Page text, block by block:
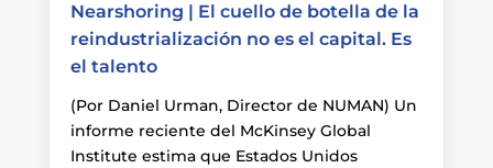
Nearshoring | El cuello de botella de la
reindustrialización no es el capital. Es
el talento
(Por Daniel Urman, Director de NUMAN) Un
informe reciente del McKinsey Global
Institute estima que Estados Unidos